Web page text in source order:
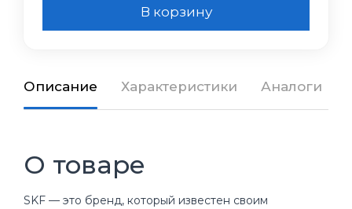
В корзину
Описание Характеристики Аналоги
О товаре
SKF — это бренд, который известен своим